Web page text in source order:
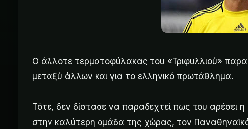
Ο άλλοτε τερματοφύλακας του «Τριφυλλιού»
μεταξύ άλλων και για το ελληνικό πρωτάθλημα.
Τότε, δεν δίστασε να παραδεχτεί πως του αρέσει
στην καλύτερη ομάδα της χώρας, τον